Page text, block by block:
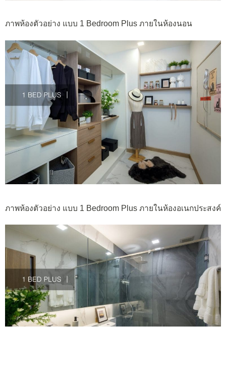
ภาพห้องตัวอย่าง แบบ 1 Bedroom Plus ภายในห้องนอน
ภาพห้องตัวอย่าง แบบ 1 Bedroom Plus ภายในห้องอเนกประสงค์